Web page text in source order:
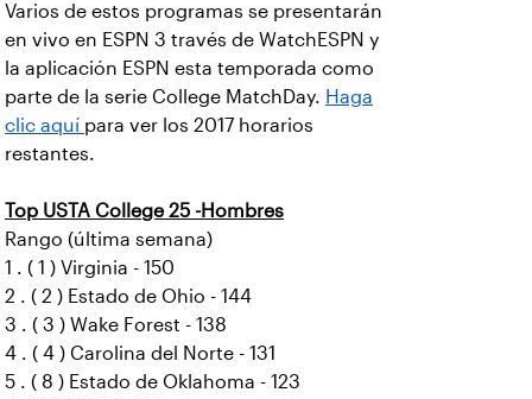
Varios de estos programas se presentarán
en vivo en ESPN 3 través de WatchESPN y
la aplicación ESPN esta temporada como
parte de la serie College MatchDay. Haga
clic aquí para ver los 2017 horarios
restantes.
Top USTA College 25 -Hombres
Rango (última semana)
1 . ( 1 ) Virginia - 150
2 . ( 2 ) Estado de Ohio - 144
3 . ( 3 ) Wake Forest - 138
4 . ( 4 ) Carolina del Norte - 131
5 . ( 8 ) Estado de Oklahoma - 123